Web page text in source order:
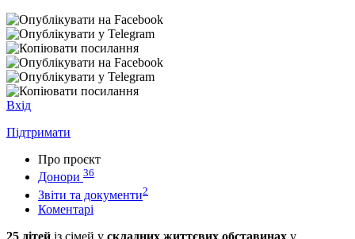
Вхід
Підтримати
Про проєкт
Донори 36
Звіти та документи2
Коментарі
25 дітей із сімей у складних життєвих обставинах у